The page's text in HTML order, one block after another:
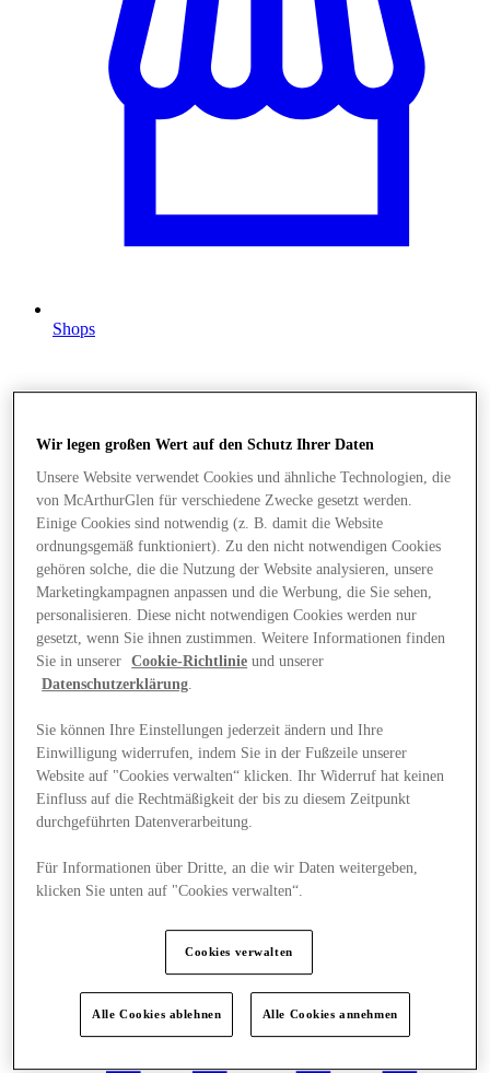
Shops
Angebote
Wir legen großen Wert auf den Schutz Ihrer Daten
Unsere Website verwendet Cookies und ähnliche Technologien, die
von McArthurGlen für verschiedene Zwecke gesetzt werden.
Einige Cookies sind notwendig (z. B. damit die Website
ordnungsgemäß funktioniert). Zu den nicht notwendigen Cookies
gehören solche, die die Nutzung der Website analysieren, unsere
Marketingkampagnen anpassen und die Werbung, die Sie sehen,
personalisieren. Diese nicht notwendigen Cookies werden nur
gesetzt, wenn Sie ihnen zustimmen. Weitere Informationen finden
Sie in unserer
Cookie-Richtlinie und unserer
Datenschutzerklärung.
Sie können Ihre Einstellungen jederzeit ändern und Ihre
Einwilligung widerrufen, indem Sie in der Fußzeile unserer
Website auf "Cookies verwalten“ klicken. Ihr Widerruf hat keinen
Einfluss auf die Rechtmäßigkeit der bis zu diesem Zeitpunkt
durchgeführten Datenverarbeitung.
Für Informationen über Dritte, an die wir Daten weitergeben,
klicken Sie unten auf "Cookies verwalten“.
Cookies verwalten
Alle Cookies ablehnen Alle Cookies annehmen